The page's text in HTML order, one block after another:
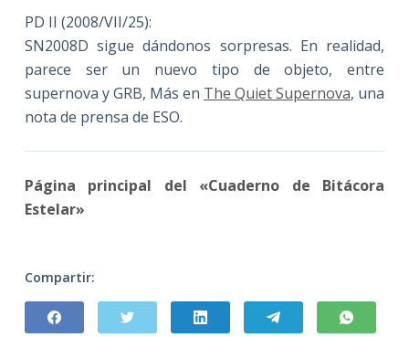
PD II (2008/VII/25):
SN2008D sigue dándonos sorpresas. En realidad,
parece ser un nuevo tipo de objeto, entre
supernova y GRB, Más en The Quiet Supernova, una
nota de prensa de ESO.
Página principal del «Cuaderno de Bitácora
Estelar»
Compartir: